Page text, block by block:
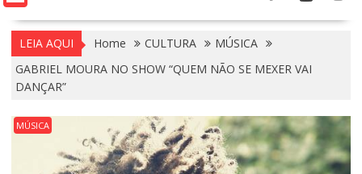
LEIA AQUI Home CULTURA
MÚSICA
GABRIEL MOURA NO SHOW “QUEM NÃO SE MEXER VAI
DANÇAR”
MÚSICA